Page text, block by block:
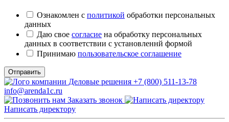
Ознакомлен с политикой обработки персональных
данных
Даю свое согласие на обработку персональных
данных в соответствии с установленнй формой
Принимаю пользовательское соглашение
Отправить
+7 (800) 511-13-78
info@arenda1c.ru
Заказать звонок
Написать директору